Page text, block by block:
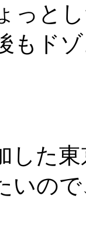
っと
もド
た東
いの